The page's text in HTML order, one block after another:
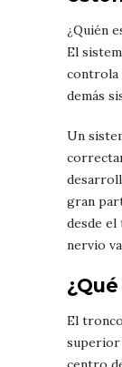
¿Quién
El
controla
demás
Un
gran
desde el
nervio
El
superior